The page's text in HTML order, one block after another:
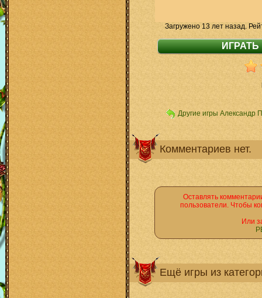
Загружено 13 лет назад.
Другие игры Александр
Комментариев нет.
Оставлять
пользователи. Чтобы
Или
Ещё игры из